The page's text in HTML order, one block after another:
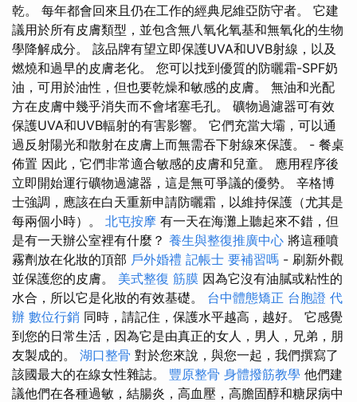
乾。 每年都會回來且仍在工作的經典尼維亞防守者。 它建
議用於所有皮膚類型，並包含無八氧化氧基和無氧化的生物
學降解成分。 該品牌有望立即保護UVA和UVB射線，以及
燃燒和過早的皮膚老化。 您可以找到優質的防曬霜-SPF奶
油，可用於油性，但也要乾燥和敏感的皮膚。 無油和光配
方在皮膚中幾乎消失而不會堵塞毛孔。 礦物過濾器可有效
保護UVA和UVB輻射的有害影響。 它們充當大壩，可以通
過反射陽光和散射在皮膚上而無需吞下射線來保護。 - 餐桌
佈置 因此，它們非常適合敏感的皮膚和兒童。 應用程序後
立即開始運行礦物過濾器，這是無可爭議的優勢。 辛格博
士強調，應該在白天重新申請防曬霜，以維持保護（尤其是
每兩個小時）。 北屯按摩 有一天在海灘上聽起來不錯，但
是有一天辦公室裡有什麼？ 養生與整復推廣中心 將這種噴
霧劑放在化妝的頂部 戶外婚禮 記帳士 要補習嗎 - 刷新外觀
並保護您的皮膚。 美式整復 筋膜 因為它沒有油膩或粘性的
水合，所以它是化妝的有效基礎。 台中體態矯正 台胞證 代
辦 數位行銷 同時，請記住，保護水平越高，越好。 它感覺
到您的日常生活，因為它是由真正的女人，男人，兄弟，朋
友製成的。 湖口整骨 對於您來說，與您一起，我們撰寫了
該國最大的在線女性雜誌。 豐原整骨 身體撥筋教學 他們建
議他們在各種過敏，結腸炎，高血壓，高膽固醇和糖尿病中